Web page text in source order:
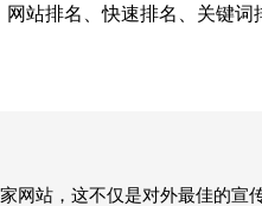
站排名、快速排名、关键
网站，这不仅是对外最佳的